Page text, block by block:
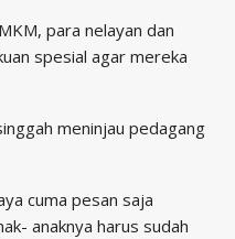
para nelayan dan
spesial agar mereka
meninjau pedagang
cuma pesan saja
anaknya harus sudah